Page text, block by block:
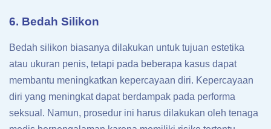
6. Bedah Silikon
Bedah silikon biasanya dilakukan untuk tujuan estetika
atau ukuran penis, tetapi pada beberapa kasus dapat
membantu meningkatkan kepercayaan diri. Kepercayaan
diri yang meningkat dapat berdampak pada performa
seksual. Namun, prosedur ini harus dilakukan oleh tenaga